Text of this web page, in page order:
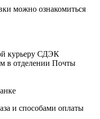
можно ознакомиться
курьеру СДЭК
в отделении Почты
и способами оплаты